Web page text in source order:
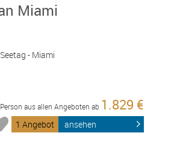
Miami
- Miami
aus allen Angeboten ab 1.829 €
1 Angebot ansehen